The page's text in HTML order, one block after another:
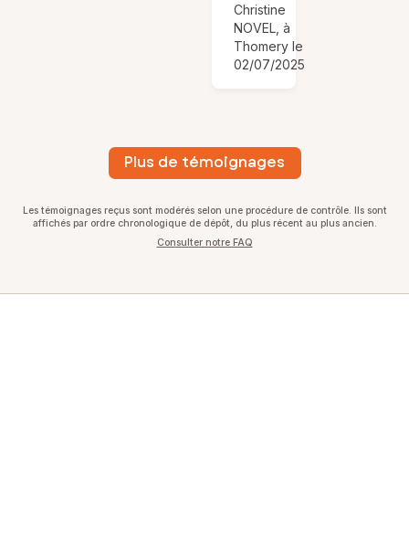
Christine
NOVEL, à
Thomery le
02/07/2025
Plus de témoignages
Les témoignages reçus sont modérés selon une procédure de contrôle. Ils sont
affichés par ordre chronologique de dépôt, du plus récent au plus ancien.
Consulter notre FAQ